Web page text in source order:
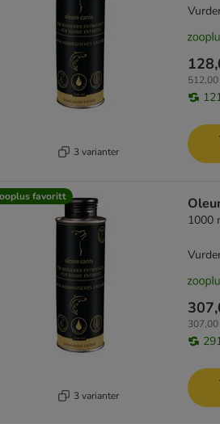
3 varianter
favoritt
3 varianter
1000